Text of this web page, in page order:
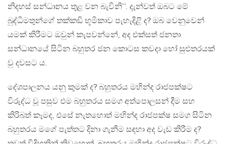
නිදහස් සන්ධානය තුළ වන බැවිනි’’. දැන්වත් ඔබට මේ
බුද්ධිමතුන්ගේ තක්කඩි භූමිකාව පැහැදිළි ද? ඔබ වෙනුවෙන්
යමක් කිරීමට ඔවුන් කැපවන්නේ, අද එක්සත් ජනතා
සන්ධානයේ සිටින බහුතර ජන කොටස කවදා හෝ සුළුතරයක්
වු දවසට ය.
දේශපාලනය යනු කුමක් ද? බහුතරය මහින්ද රාජපක්ෂට
විරුද්ධ වූ පසුව එම බහුතරය සමග අත්පොලසන් දීම සහ
කිරිබත් කෑමද, එසේ නැතහොත් මහින්ද රාජපක්ෂ සමග සිටින
බහුතරය මගේ පැත්තට දිනා ගැනීම සඳහා අද වැඩ කිරීම ද?